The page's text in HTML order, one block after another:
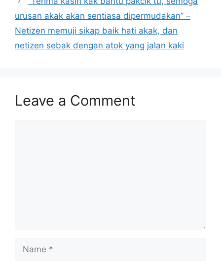
urusan akak akan sentiasa dipermudakan” –
Netizen memuji sikap baik hati akak, dan
netizen sebak dengan atok yang jalan kaki
Leave a Comment
Name